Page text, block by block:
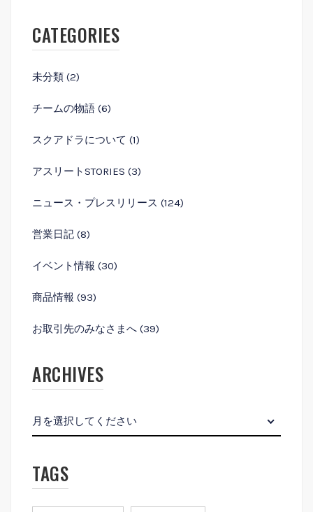
CATEGORIES
未分類 (2)
チームの物語 (6)
スクアドラについて (1)
アスリートSTORIES (3)
ニュース・プレスリリース (124)
営業⽇記 (8)
イベント情報 (30)
商品情報 (93)
お取引先のみなさまへ (39)
ARCHIVES
月を選択してください
TAGS